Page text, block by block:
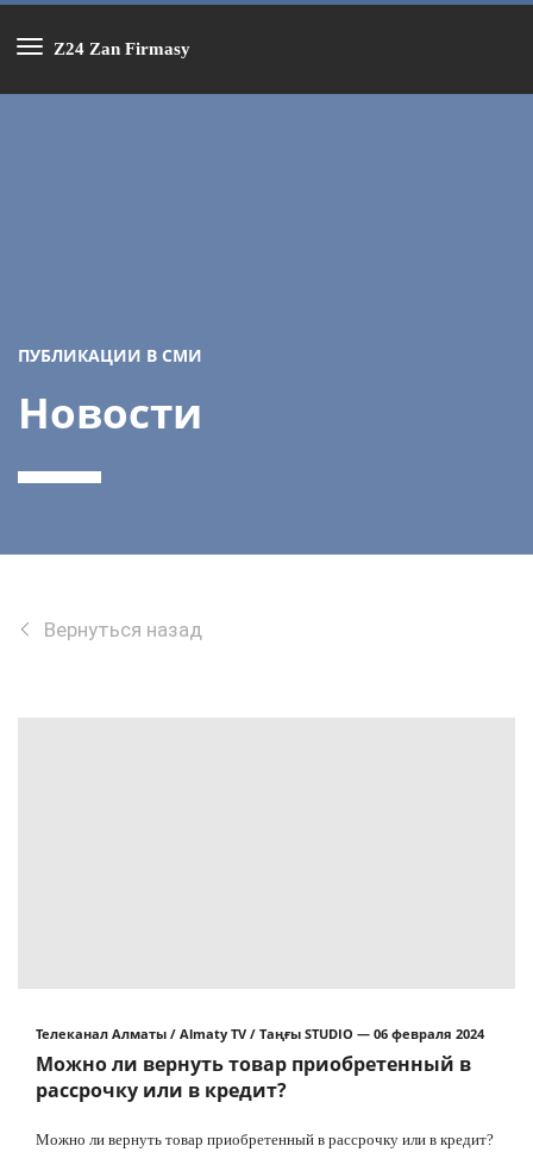
Z24 Zan Firmasy
ПУБЛИКАЦИИ В СМИ
Новости
Вернуться назад
Телеканал Алматы / Almaty TV / Таңғы STUDIO — 06 февраля 2024
Можно ли вернуть товар приобретенный в
рассрочку или в кредит?
Можно ли вернуть товар приобретенный в рассрочку или в кредит?